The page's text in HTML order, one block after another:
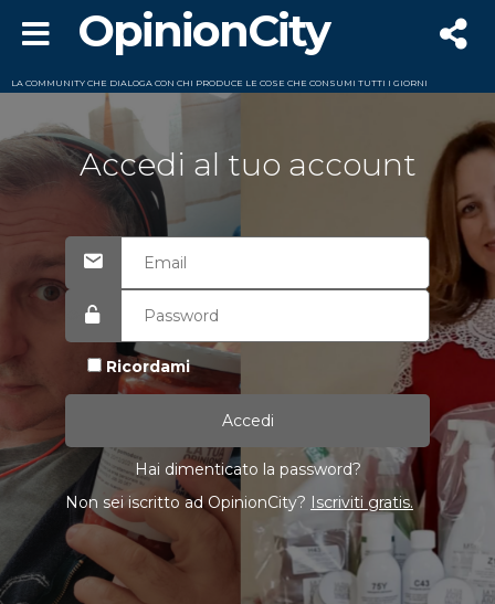
OpinionCity
LA COMMUNITY CHE DIALOGA CON CHI PRODUCE LE COSE CHE CONSUMI TUTTI I GIORNI
Accedi al tuo account
Ricordami
Hai dimenticato la password?
Non sei iscritto ad OpinionCity? Iscriviti gratis.